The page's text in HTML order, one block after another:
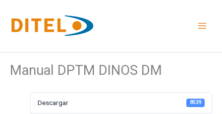
contenido
Manual DPTM DINOS DM
Descargar 8539